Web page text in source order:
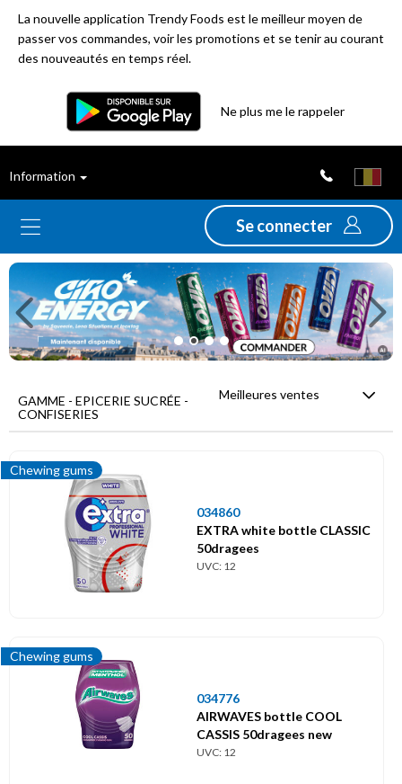
La nouvelle application Trendy Foods est le meilleur moyen de
passer vos commandes, voir les promotions et se tenir au courant
des nouveautés en temps réel.
Ne plus me le rappeler
Information
Se connecter
ventes
Nouveautés
Promotions
Déstockage
Menu
principal
Epicerie
sucrée
Confiseries
Bonbons dragéifiés
Bonbons durs
Bonbons ludiques
Chewing gums
Previous
GAMME - EPICERIE SUCRÉE -
CONFISERIES
Meilleures ventes
Chewing gums
034860
EXTRA white bottle CLASSIC
50dragees
UVC: 12
Chewing gums
034776
AIRWAVES bottle COOL
CASSIS 50dragees new
UVC: 12